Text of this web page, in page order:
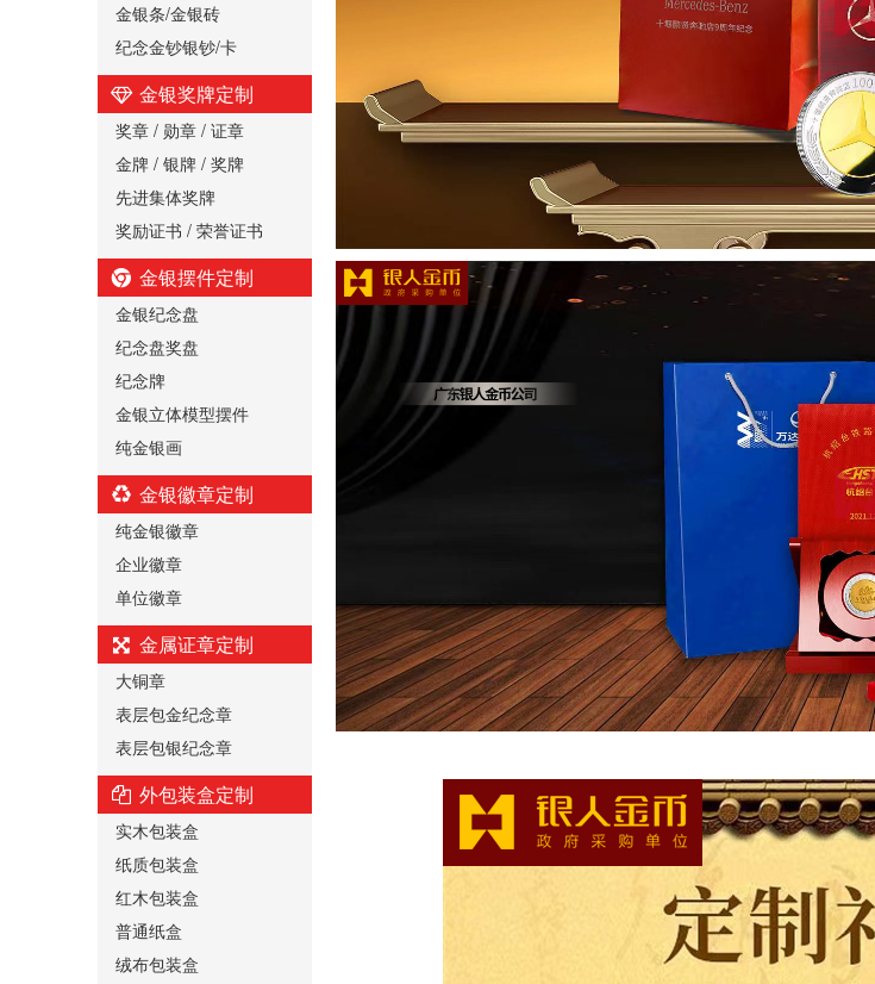
金银条/金银砖
纪念金钞银钞/卡
金银奖牌定制
奖章 / 勋章 / 证章
金牌 / 银牌 / 奖牌
先进集体奖牌
奖励证书 / 荣誉证书
金银摆件定制
金银纪念盘
纪念盘奖盘
纪念牌
金银立体模型摆件
纯金银画
金银徽章定制
纯金银徽章
企业徽章
单位徽章
金属证章定制
大铜章
表层包金纪念章
表层包银纪念章
外包装盒定制
实木包装盒
纸质包装盒
红木包装盒
普通纸盒
绒布包装盒